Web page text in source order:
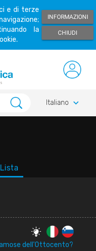
e di terze
la
INFORMAZIONI
CHIUDI
Italiano keyboard_arrow_down
Lista
dell'Ottocento?